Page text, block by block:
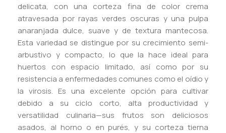
delicata, con una corteza fina de color crema
atravesada por rayas verdes oscuras y una pulpa
anaranjada dulce, suave y de textura mantecosa.
Esta variedad se distingue por su crecimiento semi-
arbustivo y compacto, lo que la hace ideal para
huertos con espacio limitado, así como por su
resistencia a enfermedades comunes como el oídio y
la virosis. Es una excelente opción para cultivar
debido a su ciclo corto, alta productividad y
versatilidad culinaria—sus frutos son deliciosos
asados, al horno o en purés, y su corteza tierna